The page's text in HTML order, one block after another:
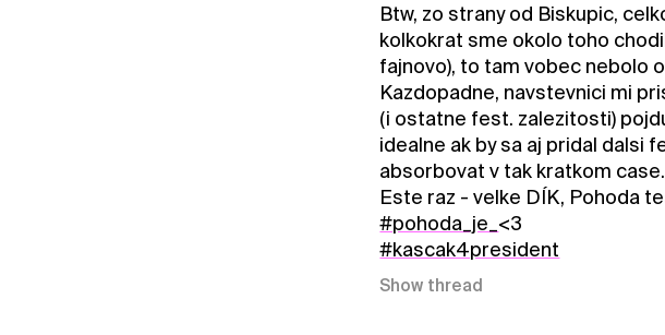
Btw, zo strany od Biskupic,
kolkokrat sme okolo toho
fajnovo), to tam vobec nebolo
Kazdopadne, navstevnici mi
(i ostatne fest. zalezitosti)
idealne ak by sa aj pridal dalsi
absorbovat v tak kratkom
Este raz - velke DÍK, Pohoda
#pohoda_je_ <3
#kascak4president
Show thread